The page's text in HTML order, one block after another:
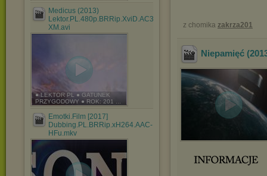
Medicus (2013)
Lektor.PL.480p.BRRip.XviD.AC3-
XM.avi
● LEKTOR PL ● GATUNEK
PRZYGODOWY ● ROK: 201 ...
Emotki.Film [2017]
Dubbing.PL.BRRip.xH264.AAC-
HFu.mkv
z chomika zakrza201
Niepamięć